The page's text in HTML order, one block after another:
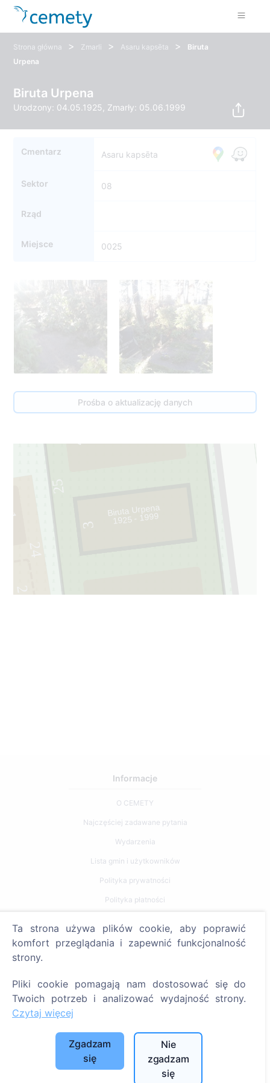
Strona główna > Zmarli > Asaru kapsēta >
Biruta
Urpena
Biruta Urpena
Urodzony: 04.05.1925, Zmarły: 05.06.1999
Cmentarz Asaru kapsēta
Sektor 08
Rząd
Miejsce 0025
Prośba o aktualizację danych
24
25
1
3
4
Biruta Urpena
1925 - 1999
Informacje
O CEMETY
Najczęściej zadawane pytania
Wydarzenia
Lista gmin i użytkowników
Polityka prywatności
Polityka płatności
Szukaj
Szukaj cmentarzy
SIA "CEMETY", LV40103618951
Ta strona używa plików cookie, aby poprawić
komfort przeglądania i zapewnić funkcjonalność
strony.
Pliki cookie pomagają nam dostosować się do
Twoich potrzeb i analizować wydajność strony.
Czytaj więcej
Zgadzam
się
Nie
zgadzam
się